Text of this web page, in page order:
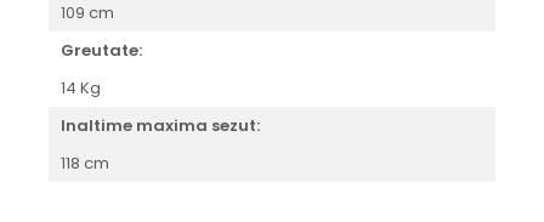
109 cm
Greutate:
14 Kg
Inaltime maxima sezut:
118 cm